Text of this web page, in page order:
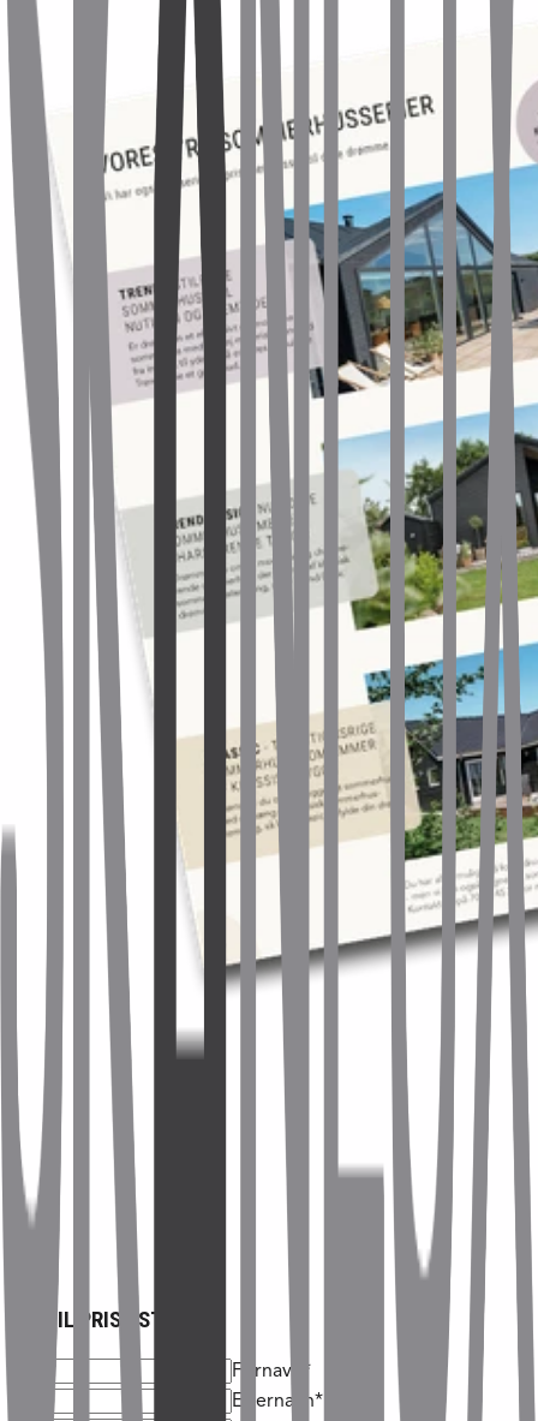
BESTIL PRISLISTE
Fornavn*
Efternavn*